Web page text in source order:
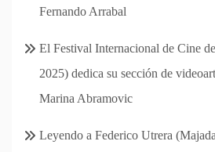
Fernando Arrabal
El Festival Internacional de Cine
2025) dedica su sección de
Marina Abramovic
Leyendo a Federico Utrera